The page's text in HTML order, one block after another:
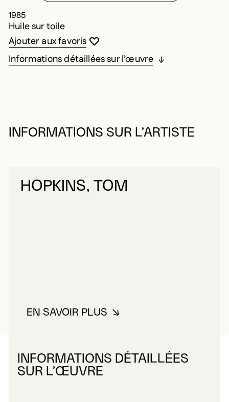
1985
Huile sur toile
Vous devez être connecté pour ajouter
Fermer la modale
Ouvrir la modale
Ajouter aux favoris
Informations détaillées sur l’œuvre
INFORMATIONS SUR L’ARTISTE
HOPKINS, TOM
EN SAVOIR PLUSÀ PROPOS DE HOPKINS, TOM
INFORMATIONS DÉTAILLÉES
SUR L’ŒUVRE